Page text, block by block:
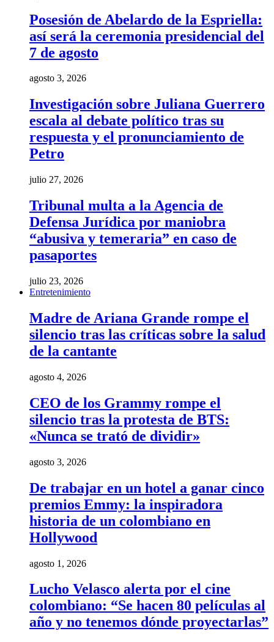
Posesión de Abelardo de la Espriella:
así será la ceremonia presidencial del
7 de agosto
agosto 3, 2026
Investigación sobre Juliana Guerrero
escala al debate político tras su
respuesta y el pronunciamiento de
Petro
julio 27, 2026
Tribunal multa a la Agencia de
Defensa Jurídica por maniobra
“abusiva y temeraria” en caso de
pasaportes
julio 23, 2026
Entretenimiento
Madre de Ariana Grande rompe el
silencio tras las críticas sobre la salud
de la cantante
agosto 4, 2026
CEO de los Grammy rompe el
silencio tras la protesta de BTS:
«Nunca se trató de dividir»
agosto 3, 2026
De trabajar en un hotel a ganar cinco
premios Emmy: la inspiradora
historia de un colombiano en
Hollywood
agosto 1, 2026
Lucho Velasco alerta por el cine
colombiano: “Se hacen 80 películas al
año y no tenemos dónde proyectarlas”